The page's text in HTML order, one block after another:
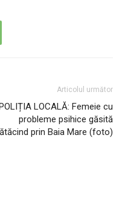
Articolul următor
POLIȚIA LOCALĂ: Femeie cu
probleme psihice găsită
prin Baia Mare (foto)